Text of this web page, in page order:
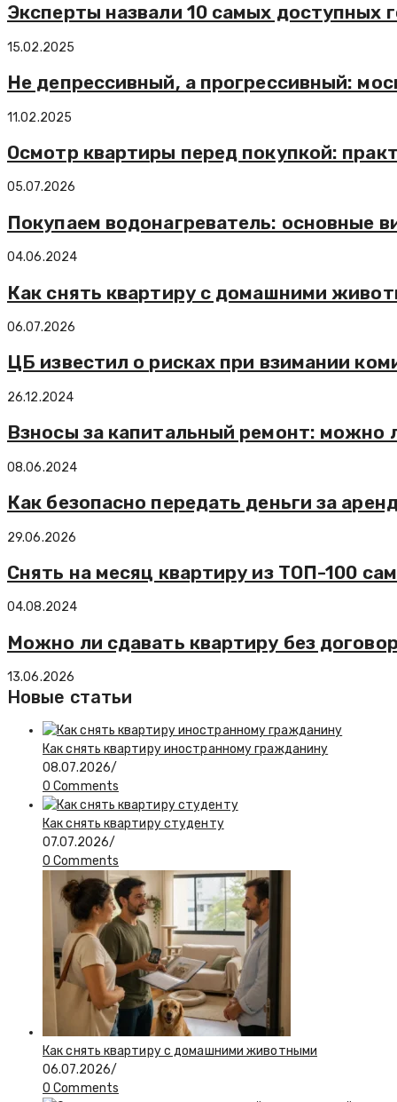
Эксперты назвали 10 самых доступных
15.02.2025
Не депрессивный, а прогрессивный:
11.02.2025
Осмотр квартиры перед покупкой:
05.07.2026
Покупаем водонагреватель: основные
04.06.2024
Как снять квартиру с домашними
06.07.2026
ЦБ известил о рисках при взимании
26.12.2024
Взносы за капитальный ремонт: можно
08.06.2024
Как безопасно передать деньги за
29.06.2026
Снять на месяц квартиру из ТОП-100
04.08.2024
Можно ли сдавать квартиру без
13.06.2026
Новые статьи
Как снять квартиру иностранному гражданину
08.07.2026/
0 Comments
Как снять квартиру студенту
07.07.2026/
0 Comments
Как снять квартиру с домашними животными
06.07.2026/
0 Comments